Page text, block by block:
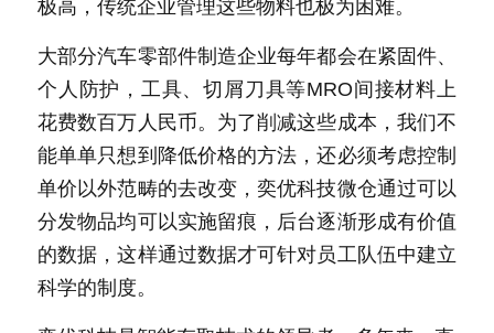
极高，传统企业管理这些物料也极为困难。
大部分汽车零部件制造企业每年都会在紧固件、
个人防护，工具、切屑刀具等MRO间接材料上
花费数百万人民币。为了削减这些成本，我们不
能单单只想到降低价格的方法，还必须考虑控制
单价以外范畴的去改变，奕优科技微仓通过可以
分发物品均可以实施留痕，后台逐渐形成有价值
的数据，这样通过数据才可针对员工队伍中建立
科学的制度。